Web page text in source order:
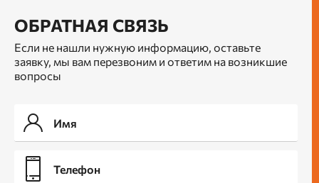
ОБРАТНАЯ СВЯЗЬ
Если не нашли нужную информацию, оставьте
заявку, мы вам перезвоним и ответим на возникшие
вопросы